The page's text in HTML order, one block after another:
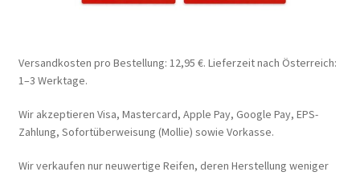
Versandkosten pro Bestellung: 12,95 €. Lieferzeit nach Österreich:
1–3 Werktage.
Wir akzeptieren Visa, Mastercard, Apple Pay, Google Pay, EPS-
Zahlung, Sofortüberweisung (Mollie) sowie Vorkasse.
Wir verkaufen nur neuwertige Reifen, deren Herstellung weniger